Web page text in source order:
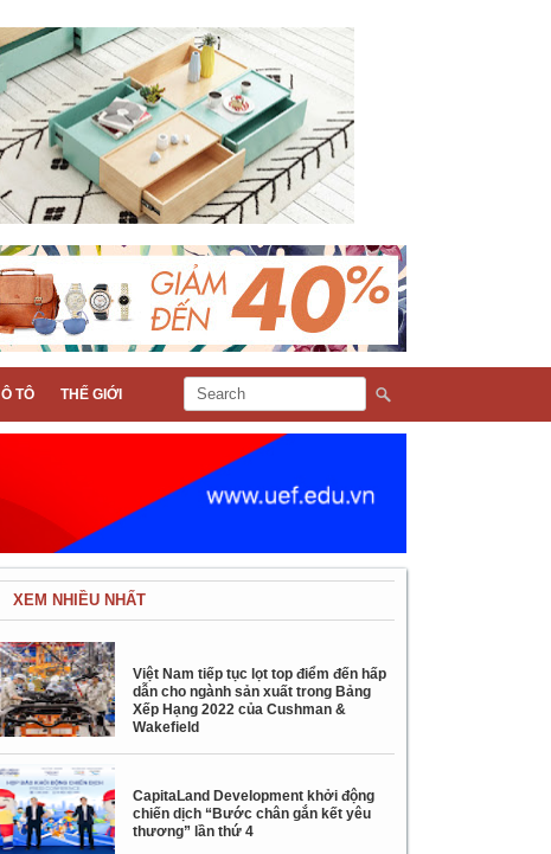
Ô TÔ THẾ GIỚI
XEM NHIỀU NHẤT
Việt Nam tiếp tục lọt top điểm đến hấp
dẫn cho ngành sản xuất trong Bảng
Xếp Hạng 2022 của Cushman &
Wakefield
CapitaLand Development khởi động
chiến dịch “Bước chân gắn kết yêu
thương” lần thứ 4